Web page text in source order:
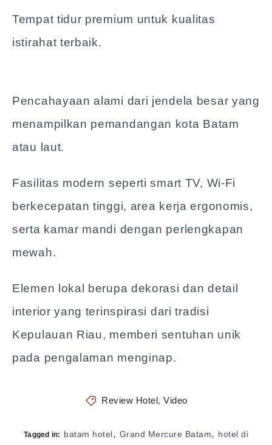
Tempat tidur premium untuk kualitas
istirahat terbaik.
Pencahayaan alami dari jendela besar yang
menampilkan pemandangan kota Batam
atau laut.
Fasilitas modern seperti smart TV, Wi-Fi
berkecepatan tinggi, area kerja ergonomis,
serta kamar mandi dengan perlengkapan
mewah.
Elemen lokal berupa dekorasi dan detail
interior yang terinspirasi dari tradisi
Kepulauan Riau, memberi sentuhan unik
pada pengalaman menginap.
Review Hotel, Video
Tagged in: batam hotel, Grand Mercure Batam, hotel di